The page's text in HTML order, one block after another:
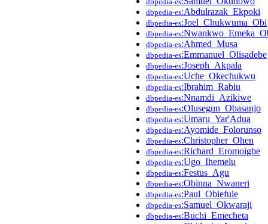
dbpedia-es:Abdulrazak_Ekpoki
dbpedia-es:Joel_Chukwuma_Obi
dbpedia-es
dbpedia-es:Ahmed_Musa
dbpedia-es:Emmanuel_Olisadebe
dbpedia-es:Joseph_Akpala
dbpedia-es:Uche_Okechukwu
dbpedia-es:Ibrahim_Rabiu
dbpedia-es:Nnamdi_Azikiwe
dbpedia-es:Olusegun_Obasanjo
dbpedia-es:Umaru_Yar'Adua
dbpedia-es:Ayomide_Folorunso
dbpedia-es:Christopher_Ohen
dbpedia-es:Richard_Eromoigbe
dbpedia-es:Ugo_Ihemelu
dbpedia-es:Festus_Agu
dbpedia-es:Obinna_Nwaneri
dbpedia-es:Paul_Obiefule
dbpedia-es:Samuel_Okwaraji
dbpedia-es:Buchi_Emecheta